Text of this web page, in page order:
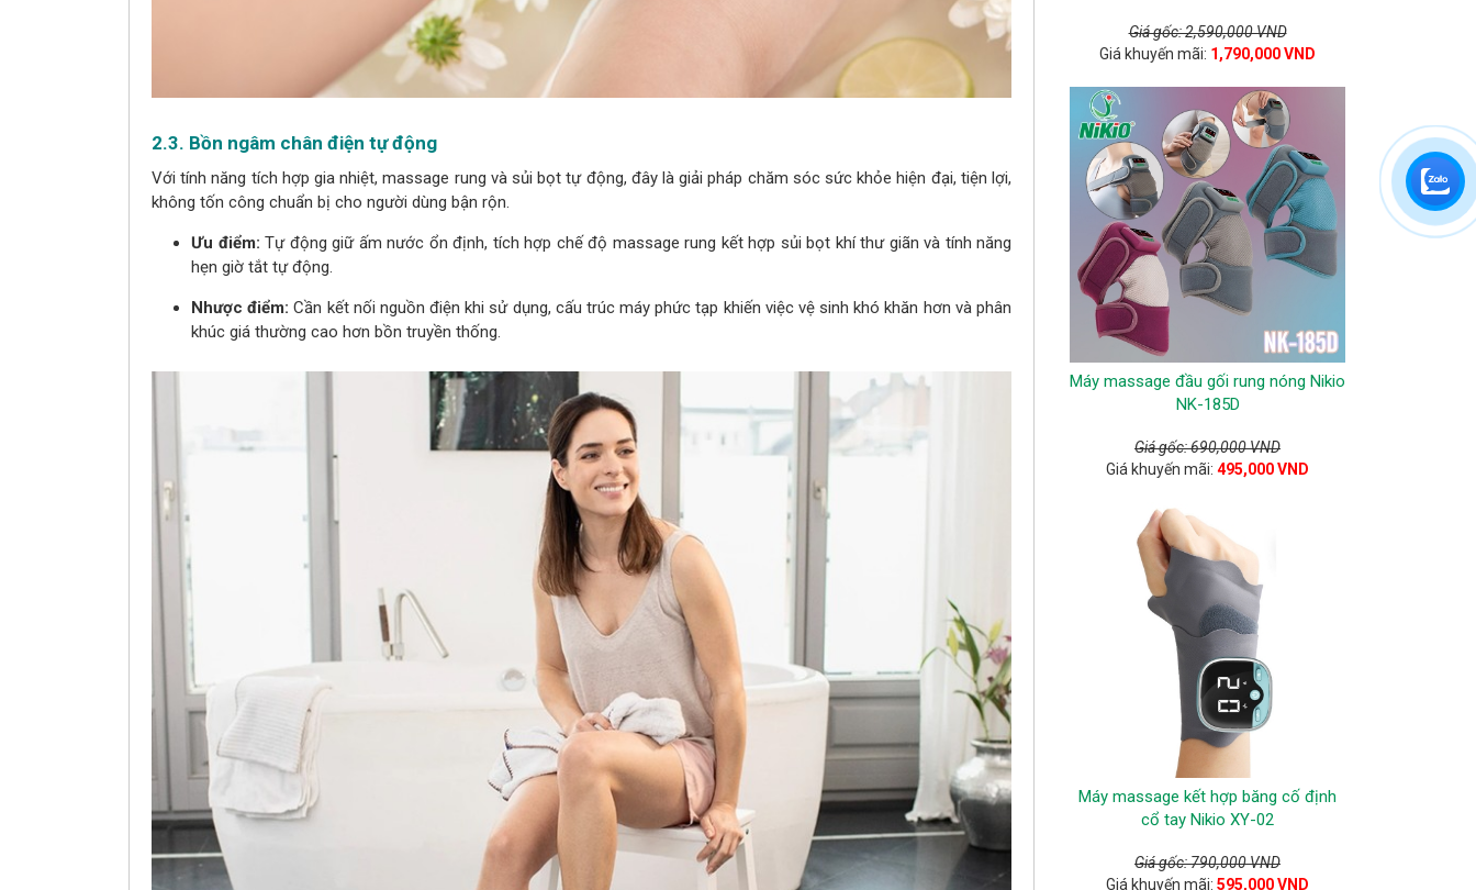
2.3. Bồn ngâm chân điện tự động
Với tính năng tích hợp gia nhiệt, massage rung và sủi bọt tự động, đây là giải pháp chăm sóc sức khỏe hiện đại, tiện lợi,
không tốn công chuẩn bị cho người dùng bận rộn.
Ưu điểm: Tự động giữ ấm nước ổn định, tích hợp chế độ massage rung kết hợp sủi bọt khí thư giãn và tính năng
hẹn giờ tắt tự động.
Nhược điểm:Cần kết nối nguồn điện khi sử dụng, cấu trúc máy phức tạp khiến việc vệ sinh khó khăn hơn và phân
khúc giá thường cao hơn bồn truyền thống.
Giá gốc: 2,590,000 VND
Giá khuyến mãi: 1,790,000 VND
Máy massage đầu gối rung nóng Nikio
NK-185D
Giá gốc: 690,000 VND
Giá khuyến mãi: 495,000 VND
Máy massage kết hợp băng cố định
cổ tay Nikio XY-02
Giá gốc: 790,000 VND
Giá khuyến mãi: 595,000 VND